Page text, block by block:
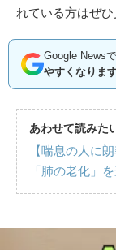
れている方はぜひ
Google News
やすくなりま
あわせて読みた
【喘息の人に
「肺の老化」